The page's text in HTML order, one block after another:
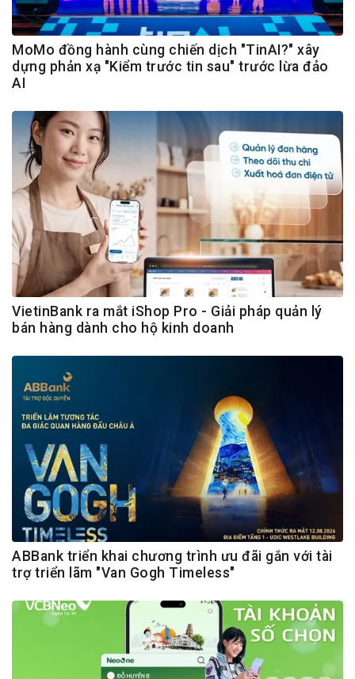
MoMo đồng hành cùng chiến dịch "TinAI?" xây
dựng phản xạ "Kiểm trước tin sau" trước lừa đảo
AI
VietinBank ra mắt iShop Pro - Giải pháp quản lý
bán hàng dành cho hộ kinh doanh
ABBank triển khai chương trình ưu đãi gắn với tài
trợ triển lãm "Van Gogh Timeless"